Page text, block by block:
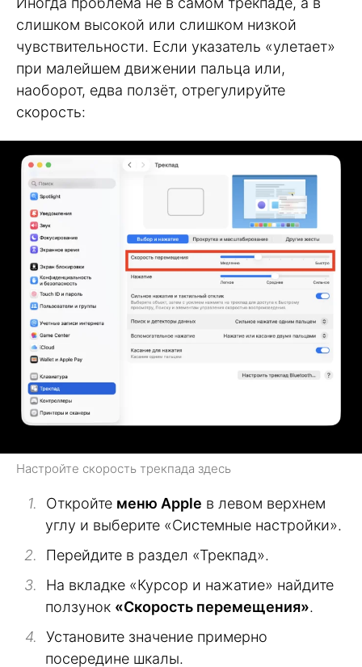
слишком высокой или слишком низкой
чувствительности. Если указатель «улетает»
при малейшем движении пальца или,
наоборот, едва ползёт, отрегулируйте
скорость:
Настройте скорость трекпада здесь
Откройте меню Apple в левом верхнем
углу и выберите «Системные настройки».
Перейдите в раздел «Трекпад».
На вкладке «Курсор и нажатие» найдите
ползунок «Скорость перемещения».
Установите значение примерно
посередине шкалы.